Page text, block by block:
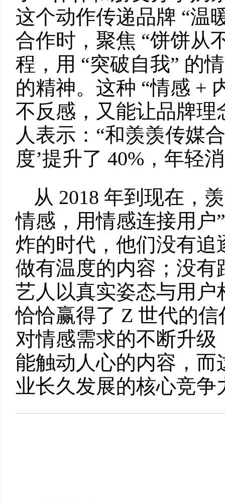
这个动作传递品牌 “温
合作时，聚焦 “饼饼从
程，用 “突破自我” 的
的精神。这种 “情感 +
不反感，又能让品牌
人表示：“和羡羡传媒
度’提升了 40%，年轻
从 2018 年到现在，
情感，用情感连接用户
炸的时代，他们没有
做有温度的内容；没有
艺人以真实姿态与用户
恰恰赢得了 Z 世代的
对情感需求的不断升
能触动人心的内容，
业长久发展的核心竞争